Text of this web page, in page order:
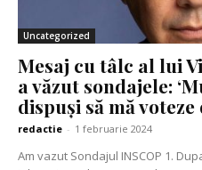
Uncategorized
Mesaj cu tâlc al lui
a văzut sondajele:
dispuși să mă voteze
redactie - 1 februarie 2024
Am vazut Sondajul INSCOP 1.